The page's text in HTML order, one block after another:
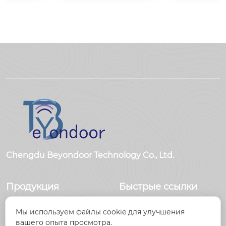
Chengdu Beyondoor Technology Co., Ltd.
Продукция
Антенны
Быстрые ссылки
Продукция
Мы используем файлы cookie для улучшения
вашего опыта просмотра.